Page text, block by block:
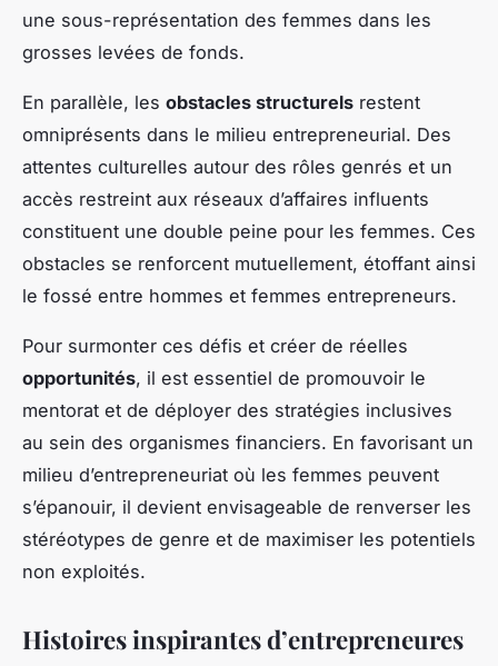
une sous-représentation des femmes dans les
grosses levées de fonds.
En parallèle, les obstacles structurels restent
omniprésents dans le milieu entrepreneurial. Des
attentes culturelles autour des rôles genrés et un
accès restreint aux réseaux d’affaires influents
constituent une double peine pour les femmes. Ces
obstacles se renforcent mutuellement, étoffant ainsi
le fossé entre hommes et femmes entrepreneurs.
Pour surmonter ces défis et créer de réelles
opportunités, il est essentiel de promouvoir le
mentorat et de déployer des stratégies inclusives
au sein des organismes financiers. En favorisant un
milieu d’entrepreneuriat où les femmes peuvent
s’épanouir, il devient envisageable de renverser les
stéréotypes de genre et de maximiser les potentiels
non exploités.
Histoires inspirantes d’entrepreneures